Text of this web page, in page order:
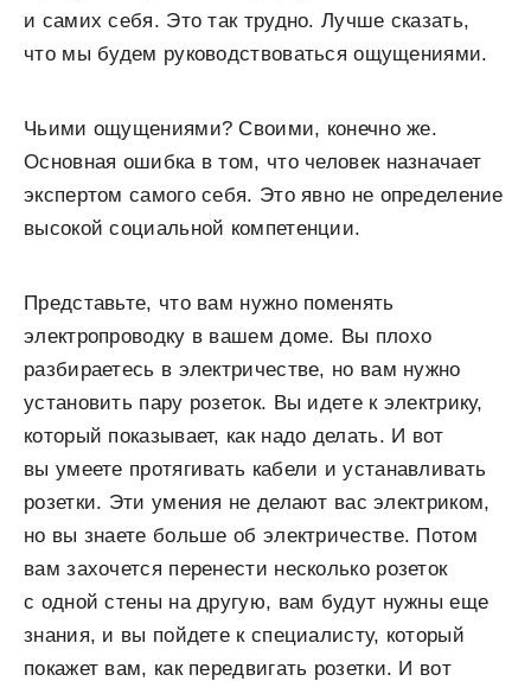
и самих себя. Это так трудно. Лучше сказать,
что мы будем руководствоваться ощущениями.
Чьими ощущениями? Своими, конечно же.
Основная ошибка в том, что человек назначает
экспертом самого себя. Это явно не определение
высокой социальной компетенции.
Представьте, что вам нужно поменять
электропроводку в вашем доме. Вы плохо
разбираетесь в электричестве, но вам нужно
установить пару розеток. Вы идете к электрику,
который показывает, как надо делать. И вот
вы умеете протягивать кабели и устанавливать
розетки. Эти умения не делают вас электриком,
но вы знаете больше об электричестве. Потом
вам захочется перенести несколько розеток
с одной стены на другую, вам будут нужны еще
знания, и вы пойдете к специалисту, который
покажет вам, как передвигать розетки. И вот